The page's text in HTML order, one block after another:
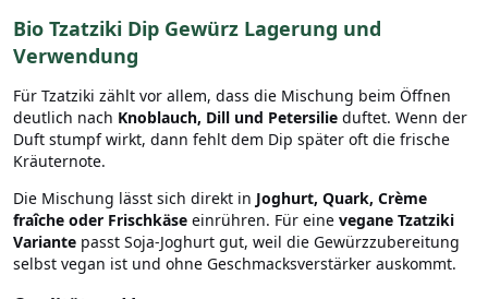
Bio Tzatziki Dip Gewürz Lagerung und
Verwendung
Für Tzatziki zählt vor allem, dass die Mischung beim Öffnen
deutlich nach Knoblauch, Dill und Petersilie duftet. Wenn der
Duft stumpf wirkt, dann fehlt dem Dip später oft die frische
Kräuternote.
Die Mischung lässt sich direkt in Joghurt, Quark, Crème
fraîche oder Frischkäse einrühren. Für eine vegane Tzatziki
Variante passt Soja-Joghurt gut, weil die Gewürzzubereitung
selbst vegan ist und ohne Geschmacksverstärker auskommt.